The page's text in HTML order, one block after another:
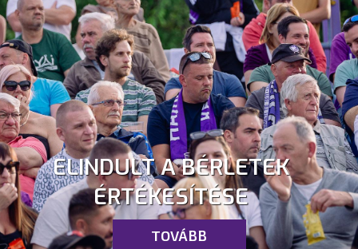
ELINDULT A BÉRLETEK
ÉRTÉKESÍTÉSE
TOVÁBB